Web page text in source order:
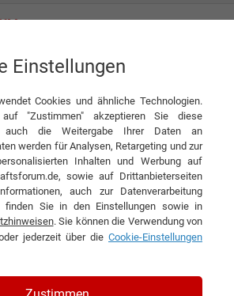
warum Sie Ihren Job hassen
zurück nächste » nächste
Einstellungen
Cookies und ähnliche Technologien.
"Zustimmen" akzeptieren Sie diese
auch die Weitergabe Ihrer Daten an
werden für Analysen, Retargeting und zur
Inhalten und Werbung auf
sowie auf Drittanbieterseiten
auch zur Datenverarbeitung
finden Sie in den Einstellungen sowie in
. Sie können die Verwendung von
jederzeit über die Cookie-Einstellungen